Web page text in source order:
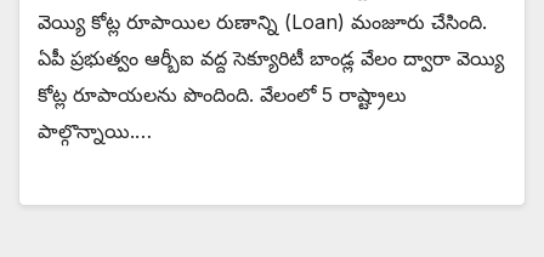
వెయ్యి కోట్ల రూపాయిల రుణాన్ని (Loan) మంజూరు చేసింది.
ఏపీ ప్రభుత్వం ఆర్బీఐ వద్ద సెక్యూరిటీ బాండ్ల వేలం ద్వారా వెయ్యి
కోట్ల రూపాయలను పొందింది. వేలంలో 5 రాష్ట్రాలు
పాల్గొన్నాయి.…